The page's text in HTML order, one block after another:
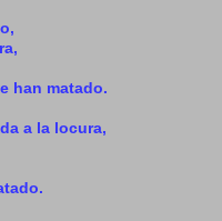
han matado.
a la locura,